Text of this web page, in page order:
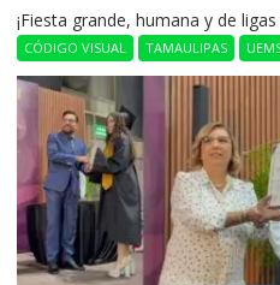
​¡Fiesta grande, humana y de
CÓDIGO VISUAL TAMAULIPAS